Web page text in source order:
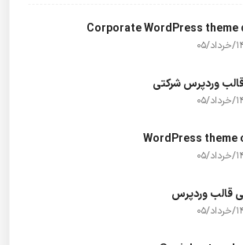
Corporate WordPress theme
وردپرس شرکتی
WordPress theme
قالب وردپرس